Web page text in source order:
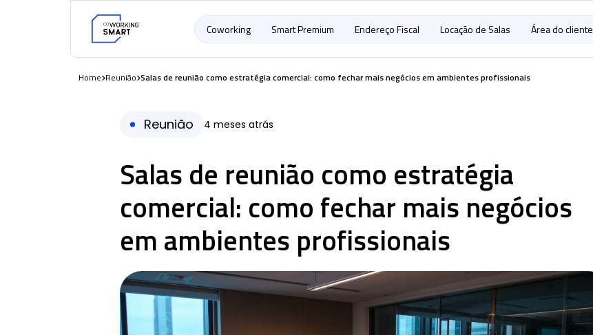
Coworking Smart Premium Endereço Fiscal Locação de Salas Área do cliente
Home Reunião Salas de reunião como estratégia comercial: como fechar mais negócios em ambientes profissionais
Reunião 4 meses atrás
Salas de reunião como estratégia
comercial: como fechar mais negócios
em ambientes profissionais